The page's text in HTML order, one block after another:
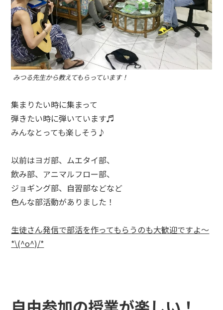
みつる先生から教えてもらっています！
集まりたい時に集まって
弾きたい時に弾いています♬
みんなとっても楽しそう♪
以前はヨガ部、ムエタイ部、
飲み部、アニマルフロー部、
ジョギング部、自習部などなど
色んな部活動がありました！
生徒さん発信で部活を作ってもらうのも大歓迎ですよ〜
*\(^o^)/*